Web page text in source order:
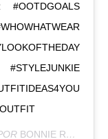
#OOTDGOALS
#STYLEJUNKIE
BONNIE RODRÍGUEZ KRZYWICKI